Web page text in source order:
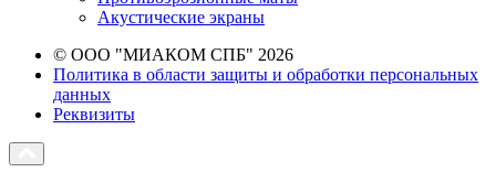
Акустические экраны
© ООО "МИАКОМ СПБ" 2026
Политика в области защиты и обработки персональных
данных
Реквизиты